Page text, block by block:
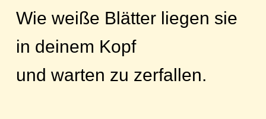
Wie weiße Blätter liegen sie
in deinem Kopf
und warten zu zerfallen.